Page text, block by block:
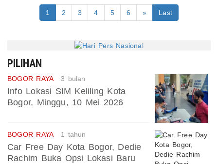
1 2 3 4 5 6 » Last
PILIHAN
BOGOR RAYA 3 bulan
Info Lokasi SIM Keliling Kota
Bogor, Minggu, 10 Mei 2026
BOGOR RAYA 1 tahun
Car Free Day Kota Bogor, Dedie
Rachim Buka Opsi Lokasi Baru